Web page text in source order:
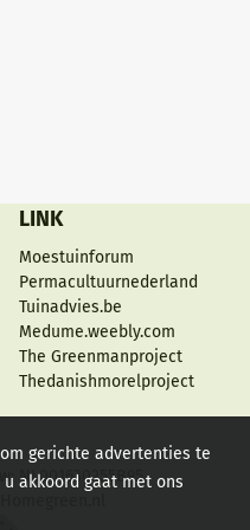
LINK
Moestuinforum
Permacultuurnederland
Tuinadvies.be
Medume.weebly.com
The Greenmanproject
Thedanishmorelproject
NL001630255B95
gerichte advertenties te
akkoord gaat met ons